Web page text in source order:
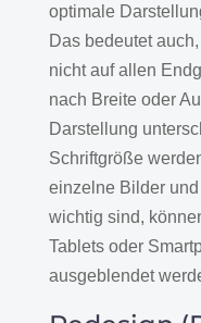
optimale
Das bedeutet
nicht auf allen
nach Breite oder
Darstellung
Schriftgröße
einzelne Bilder
wichtig sind,
Tablets oder
ausgeblendet